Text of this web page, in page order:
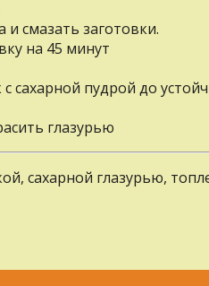
смазать заготовки.
на 45 минут
сахарной пудрой до
глазурью
сахарной глазурью,